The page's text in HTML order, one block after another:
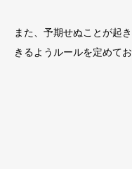
また、予期せぬことが起
きるようルールを定めてお